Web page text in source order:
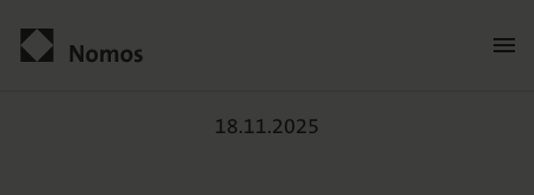
Kontakt
Wer bestellt, der bezahlt
18.11.2025